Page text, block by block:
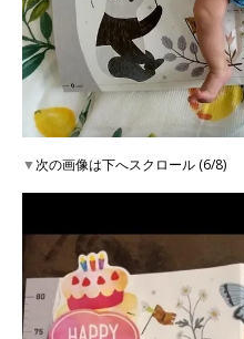
▼次の画像は下へスクロール (6/8)